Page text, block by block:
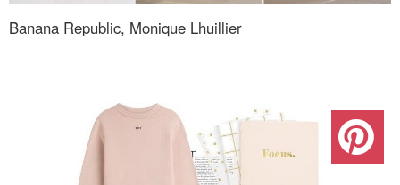
Banana Republic, Monique Lhuillier